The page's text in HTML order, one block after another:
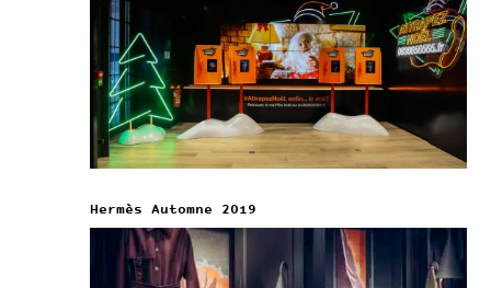
Hermès Automne 2019